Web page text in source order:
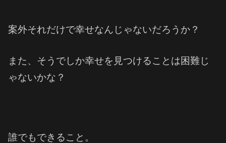
案外それだけで幸せなんじゃないだろうか？
また、そうでしか幸せを見つけることは困難じ
ゃないかな？
誰でもできること。